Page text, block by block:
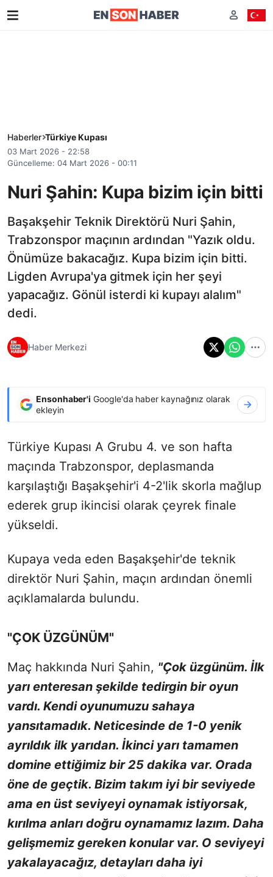
Haberler Türkiye Kupası
03 Mart 2026 - 22:58
Güncelleme: 04 Mart 2026 - 00:11
Nuri Şahin: Kupa bizim için bitti
Başakşehir Teknik Direktörü Nuri Şahin,
Trabzonspor maçının ardından "Yazık oldu.
Önümüze bakacağız. Kupa bizim için bitti.
Ligden Avrupa'ya gitmek için her şeyi
yapacağız. Gönül isterdi ki kupayı alalım"
dedi.
Haber Merkezi
Ensonhaber'i Google'da haber kaynağınız olarak
ekleyin
Türkiye Kupası A Grubu 4. ve son hafta
maçında Trabzonspor, deplasmanda
karşılaştığı Başakşehir'i 4-2'lik skorla mağlup
ederek grup ikincisi olarak çeyrek finale
yükseldi.
Kupaya veda eden Başakşehir'de teknik
direktör Nuri Şahin, maçın ardından önemli
açıklamalarda bulundu.
"ÇOK ÜZGÜNÜM"
Maç hakkında Nuri Şahin, "Çok üzgünüm. İlk
yarı enteresan şekilde tedirgin bir oyun
vardı. Kendi oyunumuzu sahaya
yansıtamadık. Neticesinde de 1-0 yenik
ayrıldık ilk yarıdan. İkinci yarı tamamen
domine ettiğimiz bir 25 dakika var. Orada
öne de geçtik. Bizim takım iyi bir seviyede
ama en üst seviyeyi oynamak istiyorsak,
kırılma anları doğru oynamamız lazım. Daha
gelişmemiz gereken konular var. O seviyeyi
yakalayacağız, detayları daha iyi